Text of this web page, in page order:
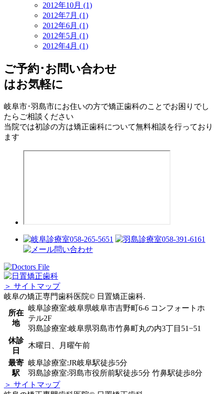
2012年10月 (1)
2012年7月 (1)
2012年6月 (1)
2012年5月 (1)
2012年4月 (1)
ご予約･お問い合わせ
はお気軽に
岐阜市･羽島市にお住いの方で矯正歯科のことでお困りでし
たらご相談ください
当院では初診の方は矯正歯科について無料相談を行っており
ます
＞ サイトマップ
岐阜の矯正専門歯科医院© 日置矯正歯科.
所在
地
岐阜診療室:岐阜県岐阜市吉野町6-6 コンフォートホ
テル2F
羽島診療室:岐阜県羽島市竹鼻町丸の内3丁目51−51
休診
日
木曜日、月曜午前
最寄
駅
岐阜診療室:JR岐阜駅徒歩5分
羽島診療室:羽島市役所前駅徒歩5分 竹鼻駅徒歩8分
＞ サイトマップ